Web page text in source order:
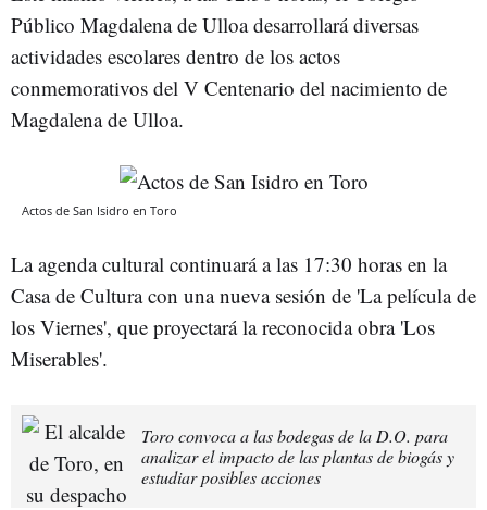
Público Magdalena de Ulloa desarrollará diversas
actividades escolares dentro de los actos
conmemorativos del V Centenario del nacimiento de
Magdalena de Ulloa.
Actos de San Isidro en Toro
La agenda cultural continuará a las 17:30 horas en la
Casa de Cultura con una nueva sesión de 'La película de
los Viernes', que proyectará la reconocida obra 'Los
Miserables'.
Toro convoca a las bodegas de la D.O. para
analizar el impacto de las plantas de biogás y
estudiar posibles acciones